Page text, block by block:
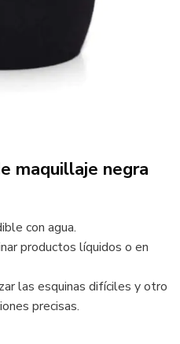
maquillaje negra
con agua.
productos líquidos o en
las esquinas difíciles y otro
precisas.